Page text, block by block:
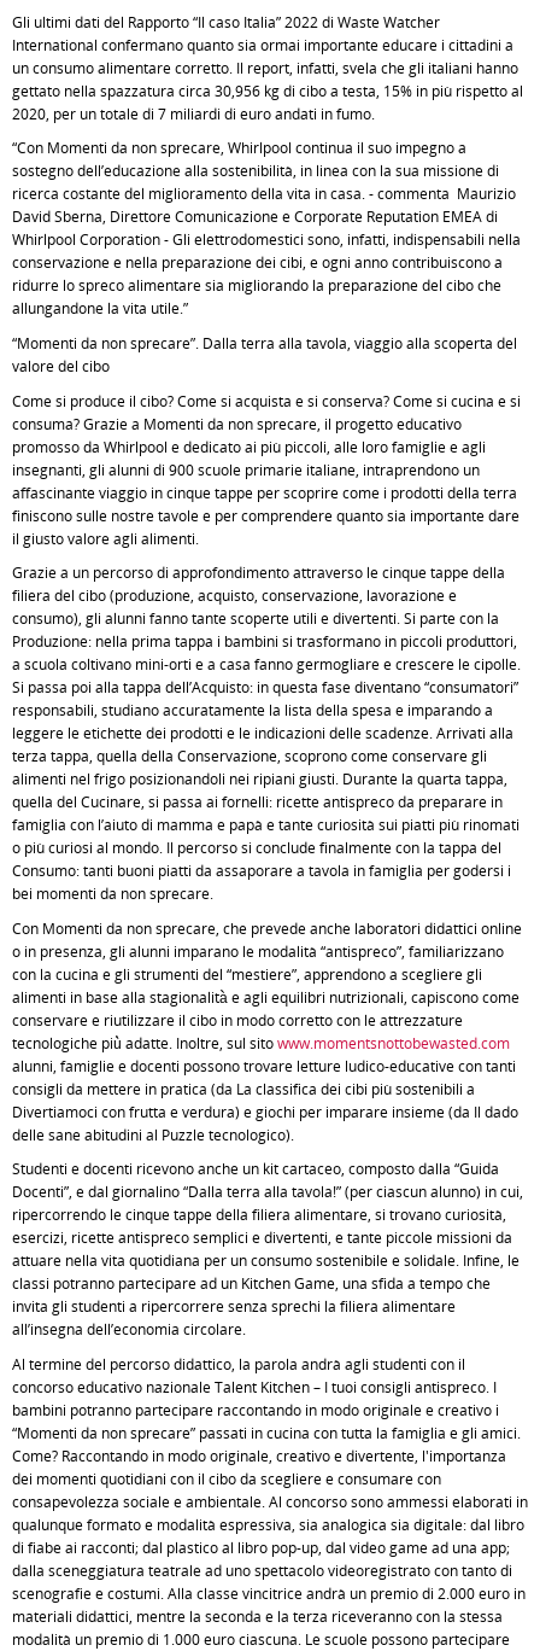
Gli ultimi dati del Rapporto “Il caso Italia” 2022 di Waste Watcher
International confermano quanto sia ormai importante educare i cittadini a
un consumo alimentare corretto. Il report, infatti, svela che gli italiani hanno
gettato nella spazzatura circa 30,956 kg di cibo a testa, 15% in più rispetto al
2020, per un totale di 7 miliardi di euro andati in fumo.
“Con Momenti da non sprecare, Whirlpool continua il suo impegno a
sostegno dell’educazione alla sostenibilità, in linea con la sua missione di
ricerca costante del miglioramento della vita in casa. - commenta Maurizio
David Sberna, Direttore Comunicazione e Corporate Reputation EMEA di
Whirlpool Corporation - Gli elettrodomestici sono, infatti, indispensabili nella
conservazione e nella preparazione dei cibi, e ogni anno contribuiscono a
ridurre lo spreco alimentare sia migliorando la preparazione del cibo che
allungandone la vita utile.”
“Momenti da non sprecare”. Dalla terra alla tavola, viaggio alla scoperta del
valore del cibo
Come si produce il cibo? Come si acquista e si conserva? Come si cucina e si
consuma? Grazie a Momenti da non sprecare, il progetto educativo
promosso da Whirlpool e dedicato ai più piccoli, alle loro famiglie e agli
insegnanti, gli alunni di 900 scuole primarie italiane, intraprendono un
affascinante viaggio in cinque tappe per scoprire come i prodotti della terra
finiscono sulle nostre tavole e per comprendere quanto sia importante dare
il giusto valore agli alimenti.
Grazie a un percorso di approfondimento attraverso le cinque tappe della
filiera del cibo (produzione, acquisto, conservazione, lavorazione e
consumo), gli alunni fanno tante scoperte utili e divertenti. Si parte con la
Produzione: nella prima tappa i bambini si trasformano in piccoli produttori,
a scuola coltivano mini-orti e a casa fanno germogliare e crescere le cipolle.
Si passa poi alla tappa dell’Acquisto: in questa fase diventano “consumatori”
responsabili, studiano accuratamente la lista della spesa e imparando a
leggere le etichette dei prodotti e le indicazioni delle scadenze. Arrivati alla
terza tappa, quella della Conservazione, scoprono come conservare gli
alimenti nel frigo posizionandoli nei ripiani giusti. Durante la quarta tappa,
quella del Cucinare, si passa ai fornelli: ricette antispreco da preparare in
famiglia con l’aiuto di mamma e papà e tante curiosità sui piatti più rinomati
o più curiosi al mondo. Il percorso si conclude finalmente con la tappa del
Consumo: tanti buoni piatti da assaporare a tavola in famiglia per godersi i
bei momenti da non sprecare.
Con Momenti da non sprecare, che prevede anche laboratori didattici online
o in presenza, gli alunni imparano le modalità “antispreco”, familiarizzano
con la cucina e gli strumenti del “mestiere”, apprendono a scegliere gli
alimenti in base alla stagionalità̀ e agli equilibri nutrizionali, capiscono come
conservare e riutilizzare il cibo in modo corretto con le attrezzature
tecnologiche più̀ adatte. Inoltre, sul sitowww.momentsnottobewasted.com
alunni, famiglie e docenti possono trovare letture ludico-educative con tanti
consigli da mettere in pratica (da La classifica dei cibi più sostenibili a
Divertiamoci con frutta e verdura) e giochi per imparare insieme (da Il dado
delle sane abitudini al Puzzle tecnologico).
Studenti e docenti ricevono anche un kit cartaceo, composto dalla “Guida
Docenti”, e dal giornalino “Dalla terra alla tavola!” (per ciascun alunno) in cui,
ripercorrendo le cinque tappe della filiera alimentare, si trovano curiosità,
esercizi, ricette antispreco semplici e divertenti, e tante piccole missioni da
attuare nella vita quotidiana per un consumo sostenibile e solidale. Infine, le
classi potranno partecipare ad un Kitchen Game, una sfida a tempo che
invita gli studenti a ripercorrere senza sprechi la filiera alimentare
all’insegna dell’economia circolare.
Al termine del percorso didattico, la parola andrà agli studenti con il
concorso educativo nazionale Talent Kitchen – I tuoi consigli antispreco. I
bambini potranno partecipare raccontando in modo originale e creativo i
“Momenti da non sprecare” passati in cucina con tutta la famiglia e gli amici.
Come? Raccontando in modo originale, creativo e divertente, l'importanza
dei momenti quotidiani con il cibo da scegliere e consumare con
consapevolezza sociale e ambientale. Al concorso sono ammessi elaborati in
qualunque formato e modalità espressiva, sia analogica sia digitale: dal libro
di fiabe ai racconti; dal plastico al libro pop-up, dal video game ad una app;
dalla sceneggiatura teatrale ad uno spettacolo videoregistrato con tanto di
scenografie e costumi. Alla classe vincitrice andrà un premio di 2.000 euro in
materiali didattici, mentre la seconda e la terza riceveranno con la stessa
modalità un premio di 1.000 euro ciascuna. Le scuole possono partecipare